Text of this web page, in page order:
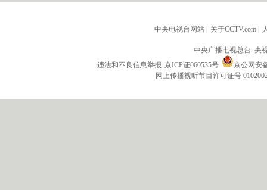
中央电视台网站 | 关于CCTV.com |
中央广播电视总台 央
违法和不良信息举报 京ICP证060535号
京公网安
网上传播视听节目许可证号